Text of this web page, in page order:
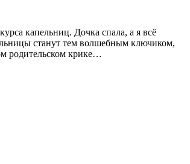
капельниц. Дочка спала, а я всё
станут тем волшебным ключиком,
родительском крике…